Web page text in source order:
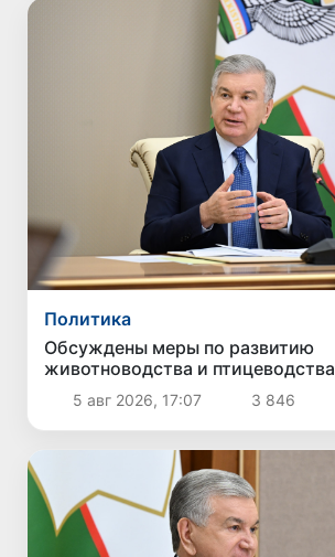
Политика
Обсуждены меры по развитию
животноводства и птицеводства
5 авг 2026, 17:07 3 846